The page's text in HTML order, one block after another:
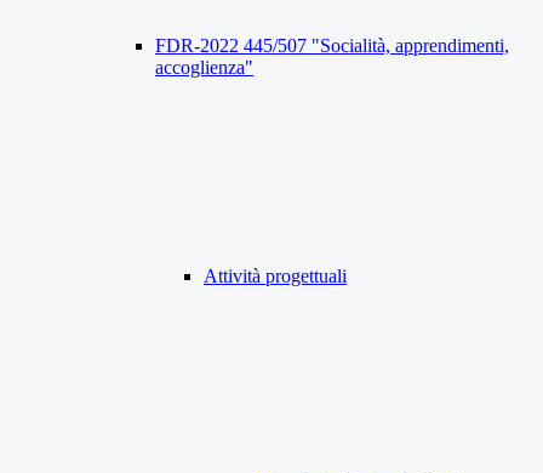
FDR-2022 445/507 "Socialità, apprendimenti,
accoglienza"
Attività progettuali